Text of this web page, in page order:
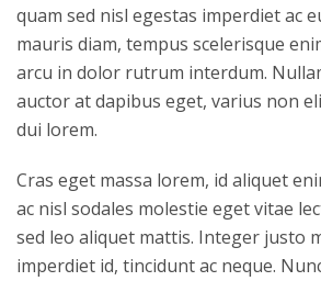
quam sed nisl egestas imperdiet ac
mauris diam, tempus scelerisque
arcu in dolor rutrum interdum.
auctor at dapibus eget, varius non
dui lorem.
Cras eget massa lorem, id aliquet
ac nisl sodales molestie eget vitae
sed leo aliquet mattis. Integer justo
imperdiet id, tincidunt ac neque.